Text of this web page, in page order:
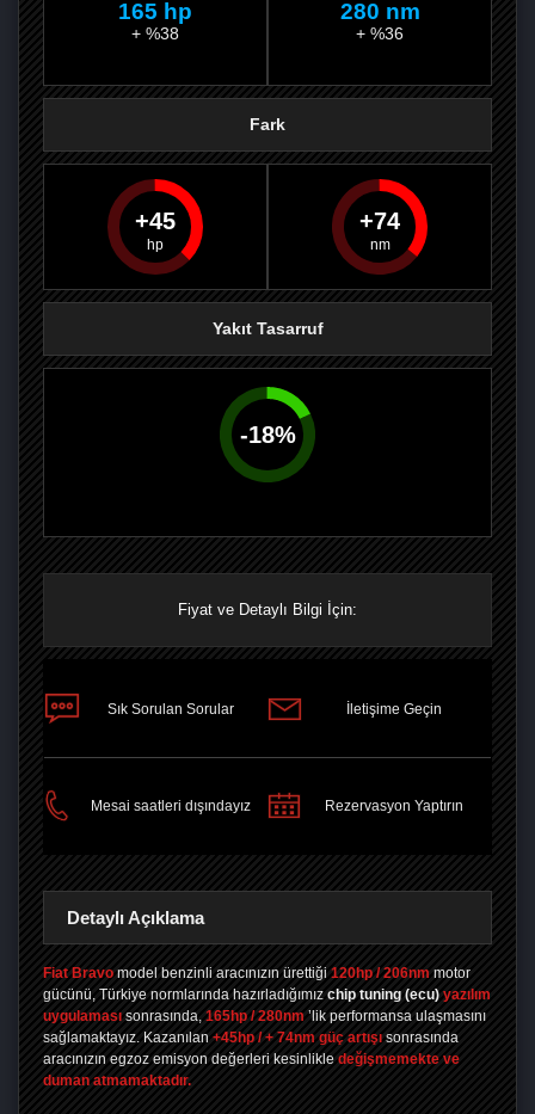
PAYLAŞPAYLAŞPLUS'TA
165 hp
+ %38
280 nm
+ %36
Fark
45 74
Yakıt Tasarruf
-18%
Fiyat ve Detaylı Bilgi İçin:
Sık Sorulan Sorular İletişime Geçin
Mesai saatleri dışındayız Rezervasyon Yaptırın
Detaylı Açıklama
Fiat Bravo model benzinli aracınızın ürettiği 120hp / 206nm motor
gücünü, Türkiye normlarında hazırladığımız chip tuning (ecu) yazılım
uygulaması sonrasında, 165hp / 280nm ’lik performansa ulaşmasını
sağlamaktayız. Kazanılan +45hp / + 74nm güç artışı sonrasında
aracınızın egzoz emisyon değerleri kesinlikle değişmemekte ve
duman atmamaktadır.